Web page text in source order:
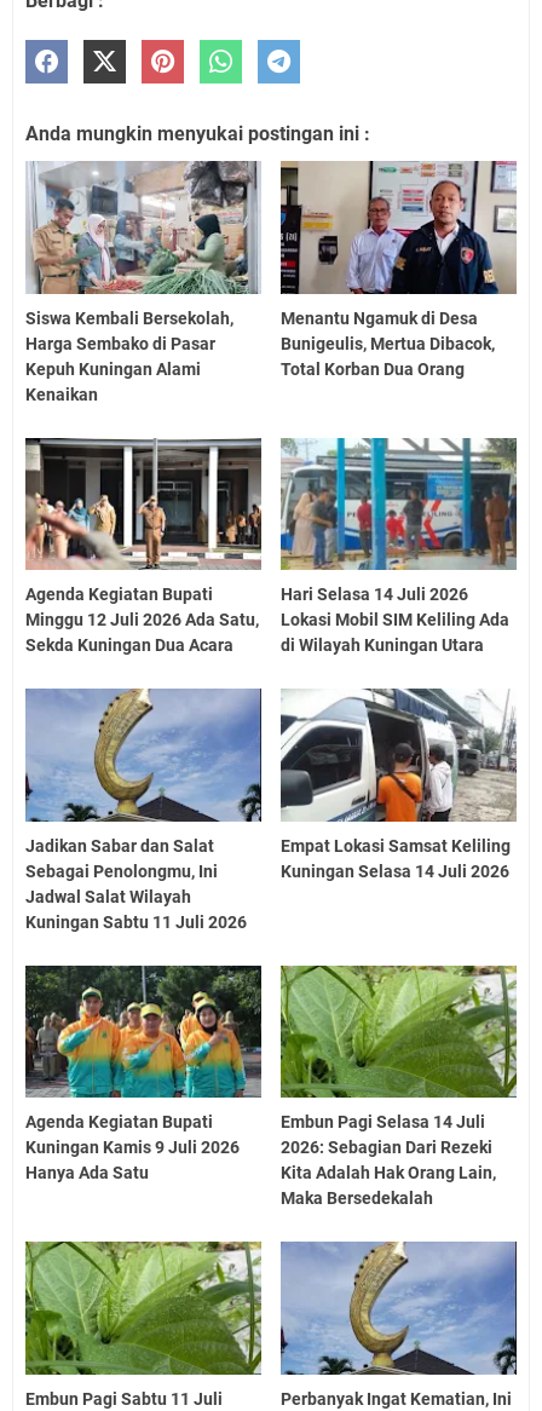
Anda mungkin menyukai postingan ini :
Siswa Kembali Bersekolah,
Harga Sembako di Pasar
Kepuh Kuningan Alami
Kenaikan
Menantu Ngamuk di Desa
Bunigeulis, Mertua Dibacok,
Total Korban Dua Orang
Agenda Kegiatan Bupati
Minggu 12 Juli 2026 Ada Satu,
Sekda Kuningan Dua Acara
Hari Selasa 14 Juli 2026
Lokasi Mobil SIM Keliling Ada
di Wilayah Kuningan Utara
Jadikan Sabar dan Salat
Sebagai Penolongmu, Ini
Jadwal Salat Wilayah
Kuningan Sabtu 11 Juli 2026
Empat Lokasi Samsat Keliling
Kuningan Selasa 14 Juli 2026
Agenda Kegiatan Bupati
Kuningan Kamis 9 Juli 2026
Hanya Ada Satu
Embun Pagi Selasa 14 Juli
2026: Sebagian Dari Rezeki
Kita Adalah Hak Orang Lain,
Maka Bersedekalah
Embun Pagi Sabtu 11 Juli
Perbanyak Ingat Kematian, Ini